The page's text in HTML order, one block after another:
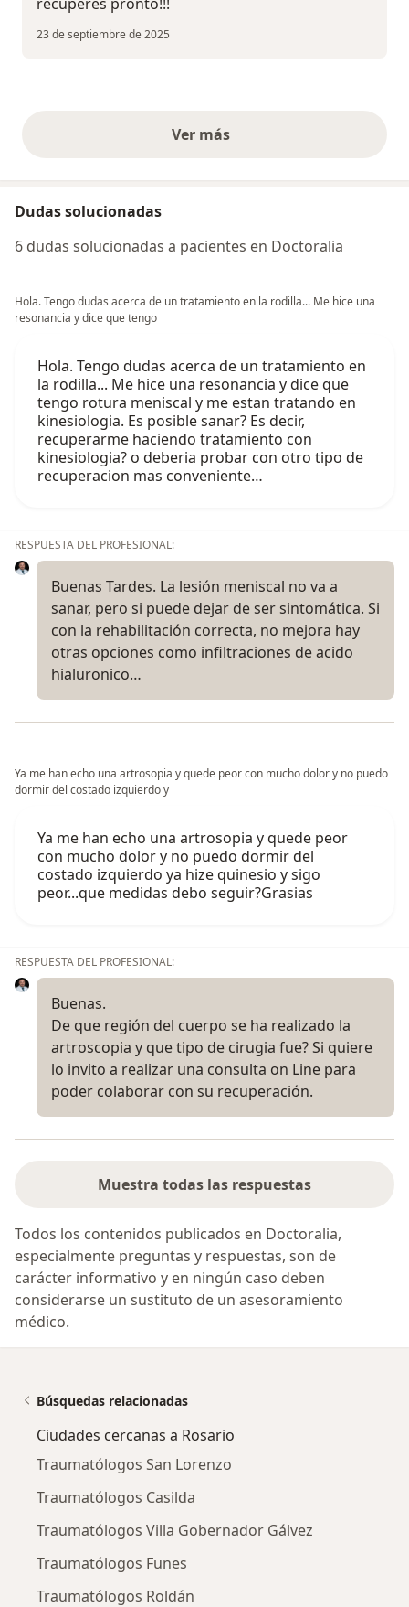
23 de septiembre de 2025
Ver másopiniones anteriores
Dudas solucionadas
6 dudas solucionadas a pacientes en Doctoralia
Hola. Tengo dudas acerca de un tratamiento en la rodilla... Me hice una
resonancia y dice que tengo
Hola. Tengo dudas acerca de un tratamiento en
la rodilla... Me hice una resonancia y dice que
tengo rotura meniscal y me estan tratando en
kinesiologia. Es posible sanar? Es decir,
recuperarme haciendo tratamiento con
kinesiologia? o deberia probar con otro tipo de
recuperacion mas conveniente…
RESPUESTA DEL PROFESIONAL:
Buenas Tardes. La lesión meniscal no va a
sanar, pero si puede dejar de ser sintomática. Si
con la rehabilitación correcta, no mejora hay
otras opciones como infiltraciones de acido
hialuronico…
Ya me han echo una artrosopia y quede peor con mucho dolor y no puedo
dormir del costado izquierdo y
Ya me han echo una artrosopia y quede peor
con mucho dolor y no puedo dormir del
costado izquierdo ya hize quinesio y sigo
peor...que medidas debo seguir?Grasias
RESPUESTA DEL PROFESIONAL:
Buenas.
De que región del cuerpo se ha realizado la
artroscopia y que tipo de cirugia fue? Si quiere
lo invito a realizar una consulta on Line para
poder colaborar con su recuperación.
Muestra todas las respuestas
Todos los contenidos publicados en Doctoralia,
especialmente preguntas y respuestas, son de
carácter informativo y en ningún caso deben
considerarse un sustituto de un asesoramiento
médico.
Búsquedas relacionadas
Ciudades cercanas a Rosario
Traumatólogos San Lorenzo
Traumatólogos Casilda
Traumatólogos Villa Gobernador Gálvez
Traumatólogos Funes
Traumatólogos Roldán